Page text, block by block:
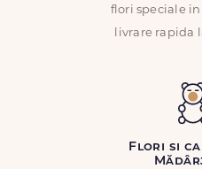
flori speciale
livrare rapida
Flori si